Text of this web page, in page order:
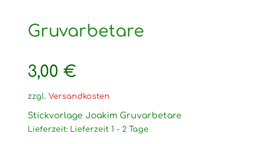
Gruvarbetare
3,00 €
zzgl. Versandkosten
Stickvorlage Joakim Gruvarbetare
Lieferzeit: Lieferzeit 1 - 2 Tage